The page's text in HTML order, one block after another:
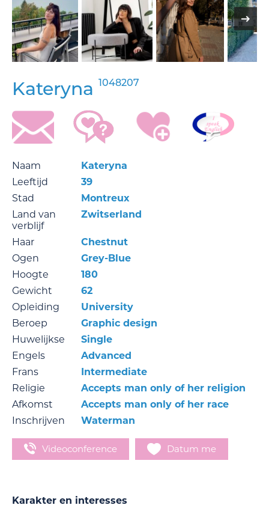
Kateryna 1048207
Naam
Kateryna
Leeftijd
39
Stad
Montreux
Land van
verblijf
Zwitserland
Haar
Chestnut
Ogen
Grey-Blue
Hoogte
180
Gewicht
62
Opleiding
University
Beroep
Graphic design
Huwelijkse
Single
Engels
Advanced
Frans
Intermediate
Religie
Accepts man only of her religion
Afkomst
Accepts man only of her race
Inschrijven
Waterman
Videoconference Datum me
Karakter en interesses